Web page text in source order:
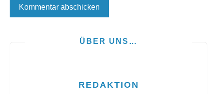
ÜBER UNS…
REDAKTION